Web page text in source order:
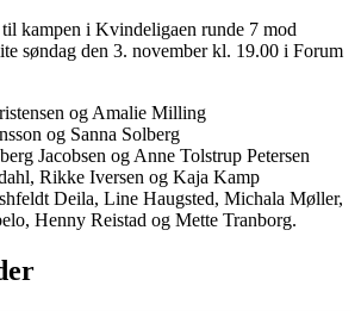
til kampen i Kvindeligaen runde 7 mod
søndag den 3. november kl. 19.00 i Forum
og Amalie Milling
og Sanna Solberg
Jacobsen og Anne Tolstrup Petersen
Rikke Iversen og Kaja Kamp
Deila, Line Haugsted, Michala Møller,
Henny Reistad og Mette Tranborg.